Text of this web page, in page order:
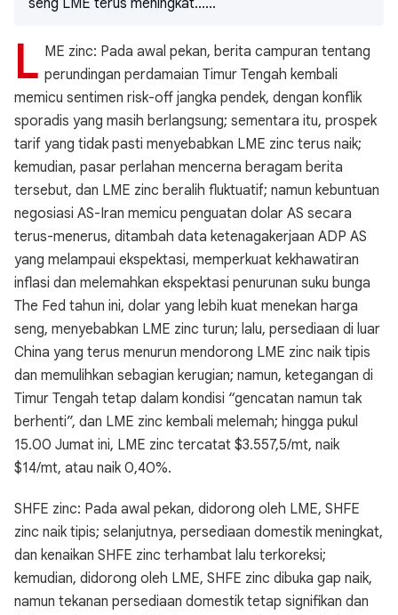
seng LME terus meningkat......
L ME zinc: Pada awal pekan, berita campuran tentang
perundingan perdamaian Timur Tengah kembali
memicu sentimen risk-off jangka pendek, dengan konflik
sporadis yang masih berlangsung; sementara itu, prospek
tarif yang tidak pasti menyebabkan LME zinc terus naik;
kemudian, pasar perlahan mencerna beragam berita
tersebut, dan LME zinc beralih fluktuatif; namun kebuntuan
negosiasi AS-Iran memicu penguatan dolar AS secara
terus-menerus, ditambah data ketenagakerjaan ADP AS
yang melampaui ekspektasi, memperkuat kekhawatiran
inflasi dan melemahkan ekspektasi penurunan suku bunga
The Fed tahun ini, dolar yang lebih kuat menekan harga
seng, menyebabkan LME zinc turun; lalu, persediaan di luar
China yang terus menurun mendorong LME zinc naik tipis
dan memulihkan sebagian kerugian; namun, ketegangan di
Timur Tengah tetap dalam kondisi “gencatan namun tak
berhenti”, dan LME zinc kembali melemah; hingga pukul
15.00 Jumat ini, LME zinc tercatat $3.557,5/mt, naik
$14/mt, atau naik 0,40%.
SHFE zinc: Pada awal pekan, didorong oleh LME, SHFE
zinc naik tipis; selanjutnya, persediaan domestik meningkat,
dan kenaikan SHFE zinc terhambat lalu terkoreksi;
kemudian, didorong oleh LME, SHFE zinc dibuka gap naik,
namun tekanan persediaan domestik tetap signifikan dan